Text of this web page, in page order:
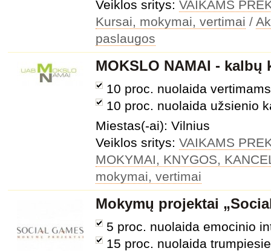
Veiklos sritys: VAIKAMS
Kursai, mokymai, vertimai /
paslaugos
MOKSLO NAMAI - kalbų
10 proc. nuolaida vertimams
10 proc. nuolaida užsienio
Miestas(-ai): Vilnius
Veiklos sritys: VAIKAMS
MOKYMAI, KNYGOS,
mokymai, vertimai
Mokymų projektai
5 proc. nuolaida emocinio
15 proc. nuolaida